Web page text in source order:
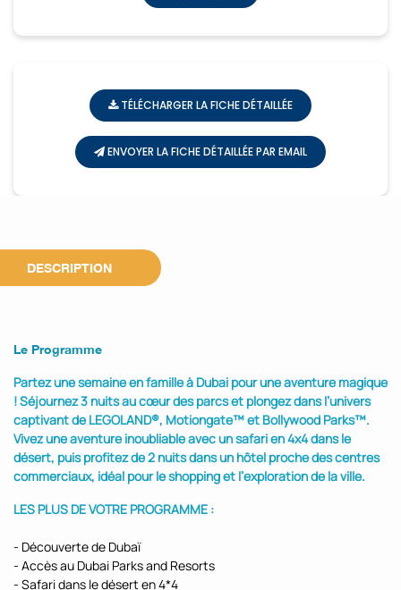
TÉLÉCHARGER LA FICHE DÉTAILLÉE
ENVOYER LA FICHE DÉTAILLÉE PAR EMAIL
DESCRIPTION
Le Programme
Partez une semaine en famille à Dubai pour une aventure magique
! Séjournez 3 nuits au cœur des parcs et plongez dans l’univers
captivant de LEGOLAND®, Motiongate™ et Bollywood Parks™.
Vivez une aventure inoubliable avec un safari en 4x4 dans le
désert, puis profitez de 2 nuits dans un hôtel proche des centres
commerciaux, idéal pour le shopping et l’exploration de la ville.
LES PLUS DE VOTRE PROGRAMME :
- Découverte de Dubaï
- Accès au Dubai Parks and Resorts
- Safari dans le désert en 4*4